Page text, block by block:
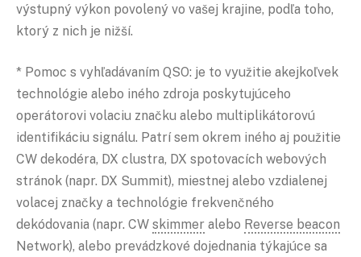
výstupný výkon povolený vo vašej krajine, podľa toho,
ktorý z nich je nižší.
* Pomoc s vyhľadávaním QSO: je to využitie akejkoľvek
technológie alebo iného zdroja poskytujúceho
operátorovi volaciu značku alebo multiplikátorovú
identifikáciu signálu. Patrí sem okrem iného aj použitie
CW dekodéra, DX clustra, DX spotovacích webových
stránok (napr. DX Summit), miestnej alebo vzdialenej
volacej značky a technológie frekvenčného
dekódovania (napr. CW skimmer alebo Reverse beacon
Network), alebo prevádzkové dojednania týkajúce sa